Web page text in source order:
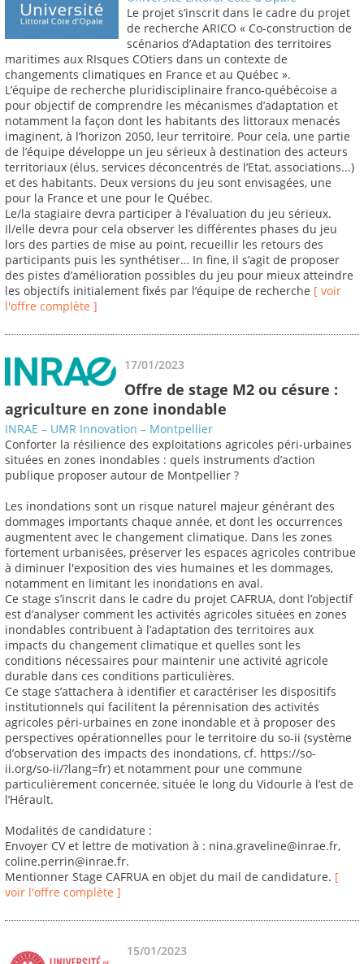
Le projet s’inscrit dans le cadre du projet
de recherche ARICO « Co-construction de
scénarios d’Adaptation des territoires
maritimes aux RIsques COtiers dans un contexte de
changements climatiques en France et au Québec ».
L’équipe de recherche pluridisciplinaire franco-québécoise a
pour objectif de comprendre les mécanismes d’adaptation et
notamment la façon dont les habitants des littoraux menacés
imaginent, à l’horizon 2050, leur territoire. Pour cela, une partie
de l’équipe développe un jeu sérieux à destination des acteurs
territoriaux (élus, services déconcentrés de l’Etat, associations...)
et des habitants. Deux versions du jeu sont envisagées, une
pour la France et une pour le Québec.
Le/la stagiaire devra participer à l’évaluation du jeu sérieux.
Il/elle devra pour cela observer les différentes phases du jeu
lors des parties de mise au point, recueillir les retours des
participants puis les synthétiser… In fine, il s’agit de proposer
des pistes d’amélioration possibles du jeu pour mieux atteindre
les objectifs initialement fixés par l’équipe de recherche [ voir
l'offre complète ]
17/01/2023
Offre de stage M2 ou césure :
agriculture en zone inondable
INRAE – UMR Innovation – Montpellier
Conforter la résilience des exploitations agricoles péri-urbaines
situées en zones inondables : quels instruments d’action
publique proposer autour de Montpellier ?
Les inondations sont un risque naturel majeur générant des
dommages importants chaque année, et dont les occurrences
augmentent avec le changement climatique. Dans les zones
fortement urbanisées, préserver les espaces agricoles contribue
à diminuer l'exposition des vies humaines et les dommages,
notamment en limitant les inondations en aval.
Ce stage s’inscrit dans le cadre du projet CAFRUA, dont l’objectif
est d’analyser comment les activités agricoles situées en zones
inondables contribuent à l’adaptation des territoires aux
impacts du changement climatique et quelles sont les
conditions nécessaires pour maintenir une activité agricole
durable dans ces conditions particulières.
Ce stage s’attachera à identifier et caractériser les dispositifs
institutionnels qui facilitent la pérennisation des activités
agricoles péri-urbaines en zone inondable et à proposer des
perspectives opérationnelles pour le territoire du so-ii (système
d’observation des impacts des inondations, cf. https://so-
ii.org/so-ii/?lang=fr) et notamment pour une commune
particulièrement concernée, située le long du Vidourle à l’est de
l’Hérault.
Modalités de candidature :
Envoyer CV et lettre de motivation à : nina.graveline@inrae.fr,
coline.perrin@inrae.fr.
Mentionner Stage CAFRUA en objet du mail de candidature. [
voir l'offre complète ]
15/01/2023